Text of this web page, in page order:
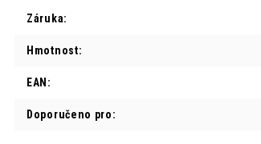
Záruka:
Hmotnost:
EAN :
Doporučeno pro: